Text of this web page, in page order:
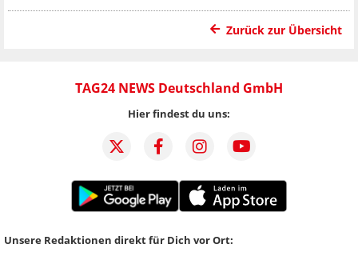
Zurück zur Übersicht
TAG24 NEWS Deutschland GmbH
Hier findest du uns:
Unsere Redaktionen direkt für Dich vor Ort: